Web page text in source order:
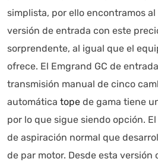
simplista, por ello encontramos
versión de entrada con este
sorprendente, al igual que el
ofrece. El Emgrand GC de
transmisión manual de cinco
automática tope de gama tiene
por lo que sigue siendo opción.
de aspiración normal que
de par motor. Desde esta versión